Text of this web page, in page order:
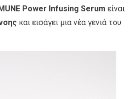
Power Infusing Serum είναι
και εισάγει μια νέα γενιά του